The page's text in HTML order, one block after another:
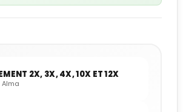
2X, 3X, 4X, 10X ET 12X
Alma